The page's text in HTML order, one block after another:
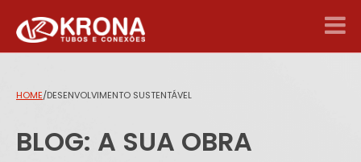
HOME/DESENVOLVIMENTO SUSTENTÁVEL
BLOG: A SUA OBRA